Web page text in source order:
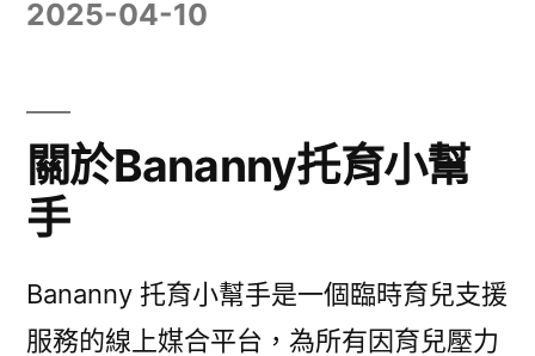
2025-04-10
關於Bananny托育小幫
手
Bananny 托育小幫手是一個臨時育兒支援
服務的線上媒合平台，為所有因育兒壓力